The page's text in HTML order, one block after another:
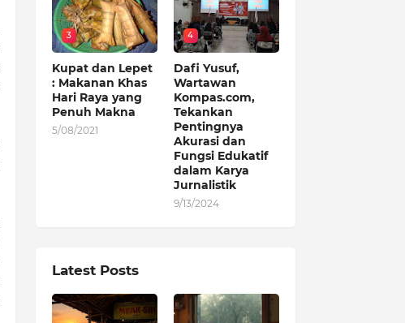
3
Kupat dan Lepet
: Makanan Khas
Hari Raya yang
Penuh Makna
5/08/2021
4
Dafi Yusuf,
Wartawan
Kompas.com,
Tekankan
Pentingnya
Akurasi dan
Fungsi Edukatif
dalam Karya
Jurnalistik
9/13/2024
Latest Posts